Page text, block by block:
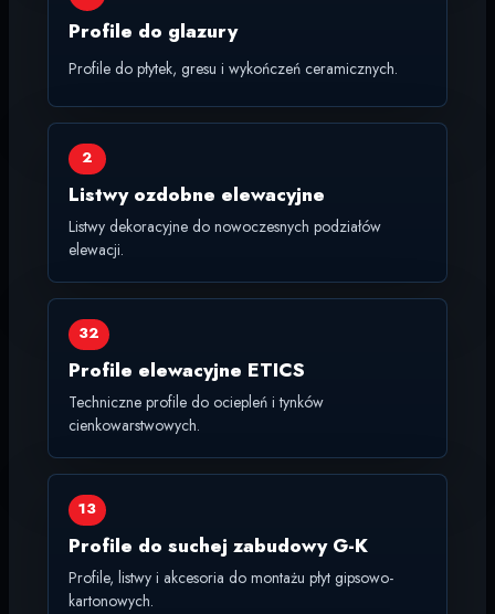
Profile do glazury
Profile do płytek, gresu i wykończeń ceramicznych.
2
Listwy ozdobne elewacyjne
Listwy dekoracyjne do nowoczesnych podziałów
elewacji.
32
Profile elewacyjne ETICS
Techniczne profile do ociepleń i tynków
cienkowarstwowych.
13
Profile do suchej zabudowy G-K
Profile, listwy i akcesoria do montażu płyt gipsowo-
kartonowych.